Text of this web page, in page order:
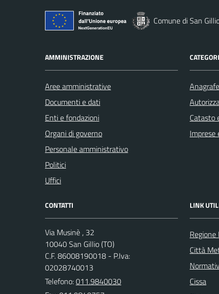
Comune di San
AMMINISTRAZIONE
Aree amministrative
Documenti e dati
Enti e fondazioni
Organi di governo
Personale amministrativo
Politici
Uffici
Catasto
Imprese
CONTATTI
Via Musinè , 32
10040 San Gillio (TO)
C.F. 86008190018 - P.Iva:
02028740013
Telefono:011.9840030
LINK
Città
Cissa